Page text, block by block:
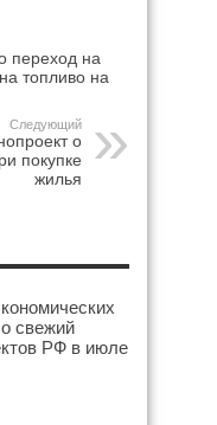
переход на
топливо на
Следующий
о
покупке
жилья
свежий
РФ в июле